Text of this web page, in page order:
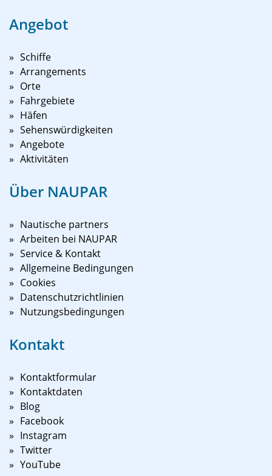
Angebot
Schiffe
Arrangements
Orte
Fahrgebiete
Häfen
Sehenswürdigkeiten
Angebote
Aktivitäten
Über NAUPAR
Nautische partners
Arbeiten bei NAUPAR
Service & Kontakt
Allgemeine Bedingungen
Cookies
Datenschutzrichtlinien
Nutzungsbedingungen
Kontakt
Kontaktformular
Kontaktdaten
Blog
Facebook
Instagram
Twitter
YouTube